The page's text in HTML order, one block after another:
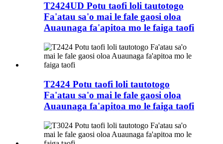
T2424UD Potu taofi loli tautotogo
Fa'atau sa'o mai le fale gaosi oloa
Auaunaga fa'apitoa mo le faiga taofi
T2424 Potu taofi loli tautotogo
Fa'atau sa'o mai le fale gaosi oloa
Auaunaga fa'apitoa mo le faiga taofi